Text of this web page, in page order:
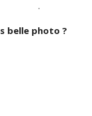
.
belle photo ?